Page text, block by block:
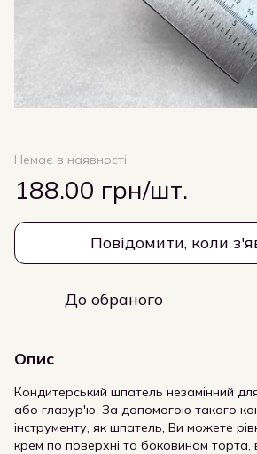
Немає в наявності
188.00 грн/шт.
Повідомити, коли
До обраного
Опис
Кондитерський шпатель незамінний
або глазур'ю. За допомогою такого
інструменту, як шпатель, Ви можете
крем по поверхні та боковинам торта,